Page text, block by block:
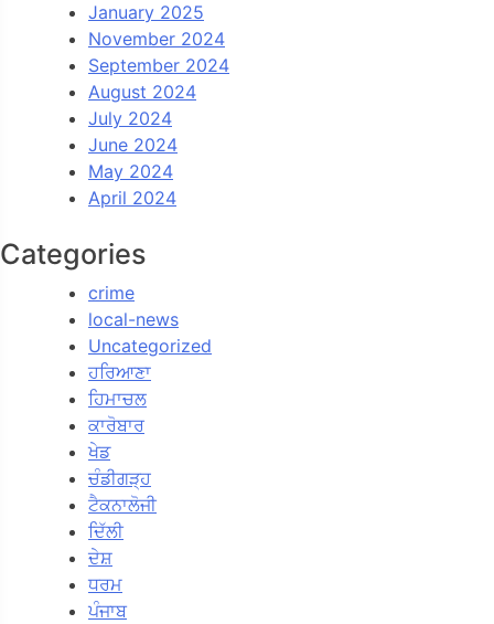
January 2025
November 2024
September 2024
August 2024
July 2024
June 2024
May 2024
April 2024
Categories
crime
local-news
Uncategorized
ਹਰਿਆਣਾ
ਹਿਮਾਚਲ
ਕਾਰੋਬਾਰ
ਖੇਡ
ਚੰਡੀਗੜ੍ਹ
ਟੈਕਨਾਲੋਜੀ
ਦਿੱਲੀ
ਦੇਸ਼
ਧਰਮ
ਪੰਜਾਬ